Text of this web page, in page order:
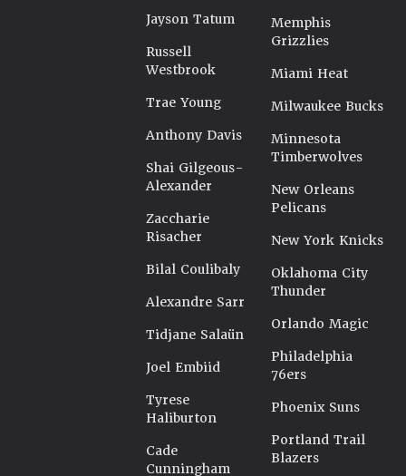
Jayson Tatum
Russell
Westbrook
Trae Young
Anthony Davis
Shai Gilgeous-
Alexander
Zaccharie
Risacher
Bilal Coulibaly
Alexandre Sarr
Tidjane Salaün
Joel Embiid
Tyrese
Haliburton
Cade
Cunningham
Memphis
Grizzlies
Miami Heat
Milwaukee Bucks
Minnesota
Timberwolves
New Orleans
Pelicans
New York Knicks
Oklahoma City
Thunder
Orlando Magic
Philadelphia
76ers
Phoenix Suns
Portland Trail
Blazers